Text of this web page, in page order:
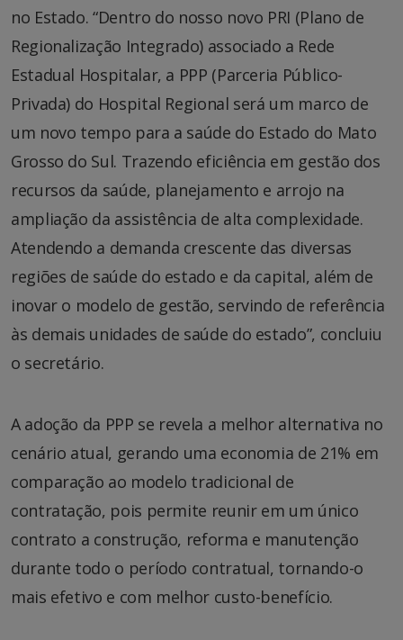
no Estado. “Dentro do nosso novo PRI (Plano de
Regionalização Integrado) associado a Rede
Estadual Hospitalar, a PPP (Parceria Público-
Privada) do Hospital Regional será um marco de
um novo tempo para a saúde do Estado do Mato
Grosso do Sul. Trazendo eficiência em gestão dos
recursos da saúde, planejamento e arrojo na
ampliação da assistência de alta complexidade.
Atendendo a demanda crescente das diversas
regiões de saúde do estado e da capital, além de
inovar o modelo de gestão, servindo de referência
às demais unidades de saúde do estado”, concluiu
o secretário.
A adoção da PPP se revela a melhor alternativa no
cenário atual, gerando uma economia de 21% em
comparação ao modelo tradicional de
contratação, pois permite reunir em um único
contrato a construção, reforma e manutenção
durante todo o período contratual, tornando-o
mais efetivo e com melhor custo-benefício.